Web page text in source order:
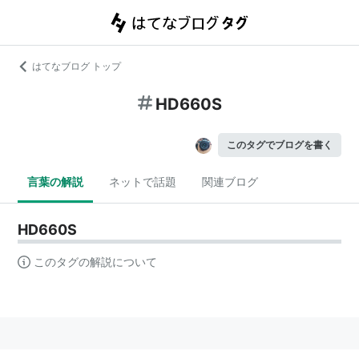
はてなブログ トップ
HD660S
このタグでブログを書く
言葉の解説 ネットで話題 関連ブログ
HD660S
このタグの解説について